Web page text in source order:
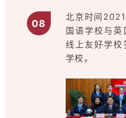
08
北京时间
国语学校与
线上友好学校
学校。